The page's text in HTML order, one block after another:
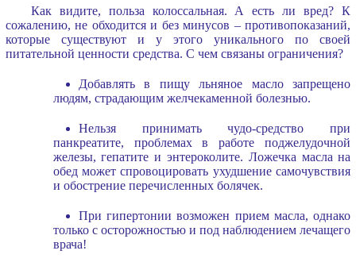
Как видите, польза колоссальная. А есть ли вред? К
сожалению, не обходится и без минусов – противопоказаний,
которые существуют и у этого уникального по своей
питательной ценности средства. С чем связаны ограничения?
Добавлять в пищу льняное масло запрещено
людям, страдающим желчекаменной болезнью.
Нельзя принимать чудо-средство при
панкреатите, проблемах в работе поджелудочной
железы, гепатите и энтероколите. Ложечка масла на
обед может спровоцировать ухудшение самочувствия
и обострение перечисленных болячек.
При гипертонии возможен прием масла, однако
только с осторожностью и под наблюдением лечащего
врача!